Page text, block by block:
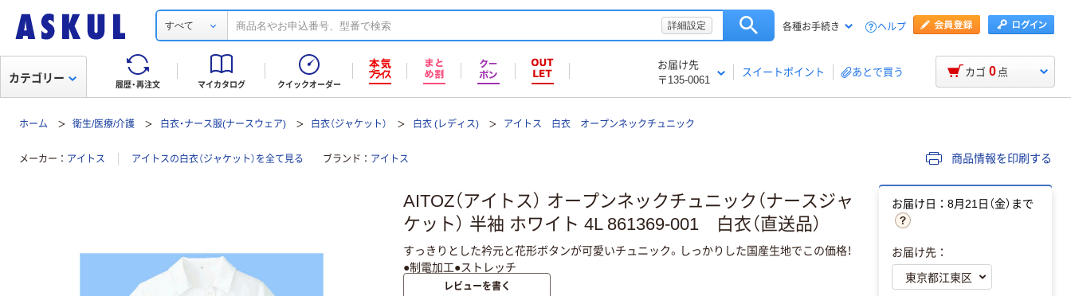
すべて 詳細設定 各種お手続き ヘルプ
履歴・再注文 マイカタログ クイックオーダー
お届け先
〒135-0061
スイートポイント あとで買う
カテゴリー カゴ 0 点
ホーム 衛生/医療/介護 白衣・ナース服(ナースウェア) 白衣（ジャケット） 白衣 (レディス) アイトス 白衣 オープンネックチュニック
メーカー アイトス アイトスの白衣（ジャケット）を全て見る ブランド アイトス 商品情報を印刷する
AITOZ（アイトス） オープンネックチュニック（ナースジャ
ケット） 半袖 ホワイト 4L 861369-001 白衣（直送品）
すっきりとした衿元と花形ボタンが可愛いチュニック。しっかりした国産生地でこの価格！
●制電加工●ストレッチ
レビューを書く
お届け日：8月21日（金）まで
お届け先：